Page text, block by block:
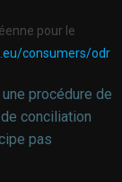
pour le
consumers/odr
procédure de
conciliation
pas